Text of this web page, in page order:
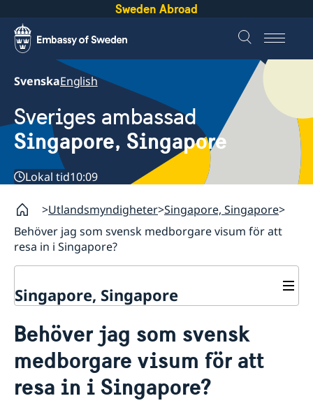
Sweden Abroad
SvenskaEnglish
Sveriges ambassad
Singapore, Singapore
Lokal tid10:09
Utlandsmyndigheter Singapore, Singapore
Behöver jag som svensk medborgare visum för att
resa in i Singapore?
Singapore, Singapore
Adresser i Singapore
Svenska föreningar i Singapore
Om oss
Ambassadens personal
Så stöttar vi svenska företag
Vi är en resurs för svenska företag
Aktuellt
Behöver jag som svensk
medborgare visum för att
resa in i Singapore?